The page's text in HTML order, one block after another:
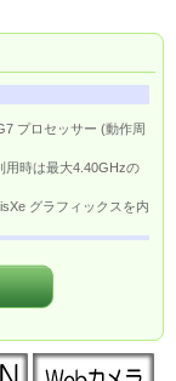
プロセッサー (動作周
用時は最大4.40GHzの
グラフィックスを内
ドット) 搭載。
ように直感的に操作
レスLAN搭載なので、